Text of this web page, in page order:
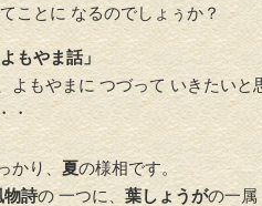
ことに なるのでしょぅか？
もやま話」
よもやまに つづって いきたいと
・
かり、 夏の様相です。
詩の 一つに、 葉しょうがの一属